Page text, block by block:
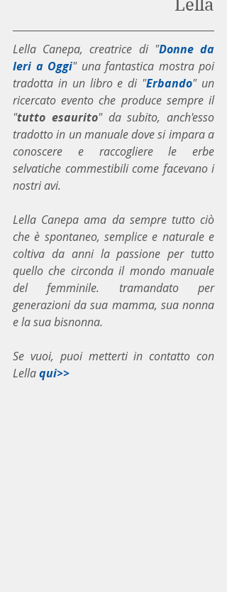
Lella
Lella Canepa, creatrice di "Donne da
Ieri a Oggi" una fantastica mostra poi
tradotta in un libro e di "Erbando" un
ricercato evento che produce sempre il
"tutto esaurito" da subito, anch'esso
tradotto in un manuale dove si impara a
conoscere e raccogliere le erbe
selvatiche commestibili come facevano i
nostri avi.
Lella Canepa ama da sempre tutto ciò
che è spontaneo, semplice e naturale e
coltiva da anni la passione per tutto
quello che circonda il mondo manuale
del femminile. tramandato per
generazioni da sua mamma, sua nonna
e la sua bisnonna.
Se vuoi, puoi metterti in contatto con
Lella qui>>